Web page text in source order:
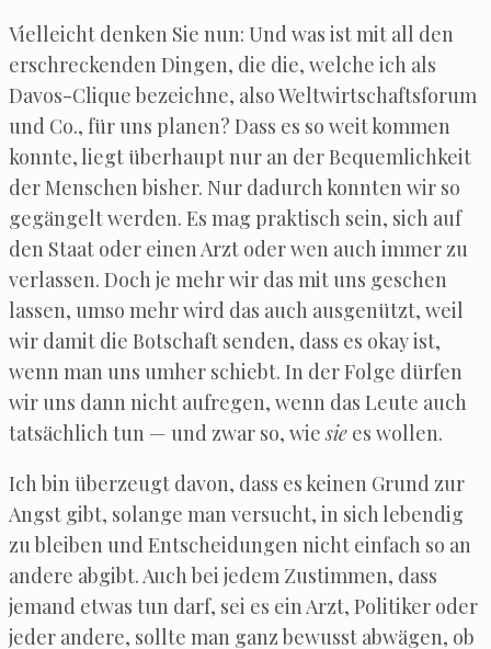
Viel­leicht den­ken Sie nun: Und was ist mit all den
erschre­cken­den Din­gen, die die, wel­che ich als
Davos-Cli­que bezeich­ne, also Welt­wirt­schafts­fo­rum
und Co., für uns pla­nen? Dass es so weit kom­men
konn­te, liegt über­haupt nur an der Bequem­lich­keit
der Men­schen bis­her. Nur dadurch konn­ten wir so
gegän­gelt wer­den. Es mag prak­tisch sein, sich auf
den Staat oder einen Arzt oder wen auch immer zu
ver­las­sen. Doch je mehr wir das mit uns geschen
las­sen, umso mehr wird das auch aus­ge­nützt, weil
wir damit die Bot­schaft sen­den, dass es okay ist,
wenn man uns umher schiebt. In der Fol­ge dür­fen
wir uns dann nicht auf­re­gen, wenn das Leu­te auch
tat­säch­lich tun — und zwar so, wiesie es wollen.
Ich bin über­zeugt davon, dass es kei­nen Grund zur
Angst gibt, solan­ge man ver­sucht, in sich leben­dig
zu blei­ben und Ent­schei­dun­gen nicht ein­fach so an
ande­re abgibt. Auch bei jedem Zustim­men, dass
jemand etwas tun darf, sei es ein Arzt, Poli­ti­ker oder
jeder ande­re, soll­te man ganz bewusst abwä­gen, ob